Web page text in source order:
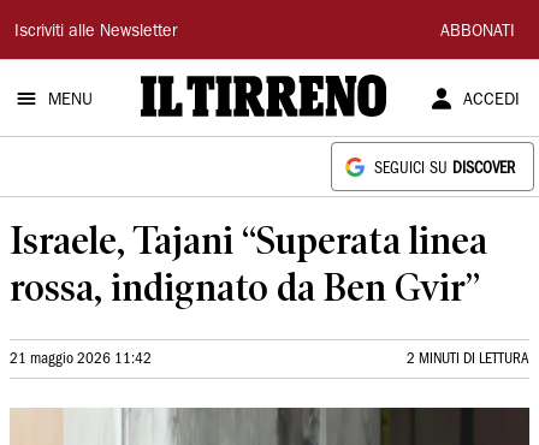
Il
Tirreno
Iscriviti alle Newsletter ABBONATI
MENU ACCEDI
SEGUICI SU DISCOVER
Israele, Tajani “Superata linea
rossa, indignato da Ben Gvir”
21 maggio 2026 11:42 2 MINUTI DI LETTURA